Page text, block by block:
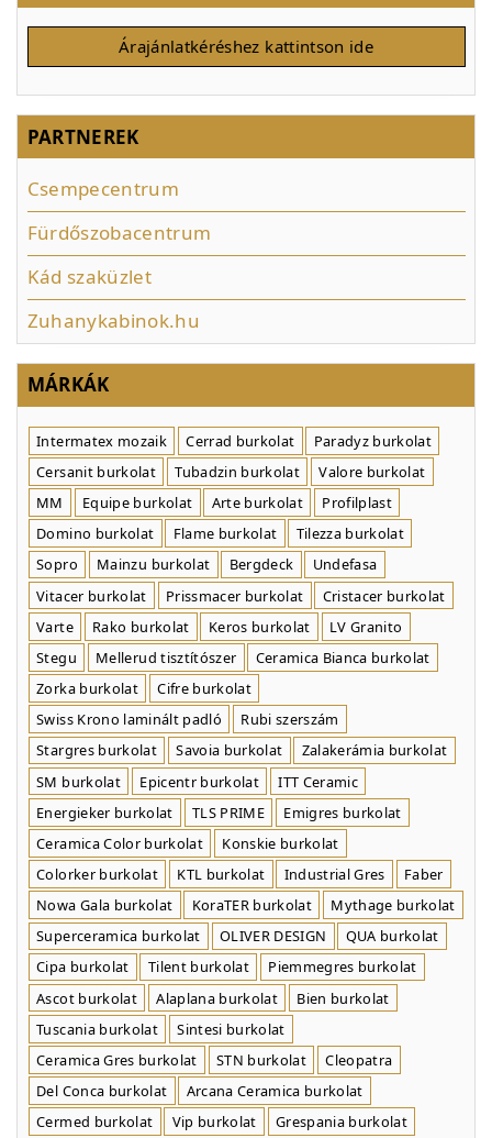
Árajánlatkéréshez kattintson ide
PARTNEREK
Csempecentrum
Fürdőszobacentrum
Kád szaküzlet
Zuhanykabinok.hu
MÁRKÁK
Intermatex mozaik Cerrad burkolat
Paradyz burkolat
Cersanit burkolat
Tubadzin burkolat
Valore burkolat
MM
Equipe burkolat Arte burkolat
Profilplast
Domino burkolat
Flame burkolat
Tilezza burkolat
Sopro
Mainzu burkolat Bergdeck
Undefasa
Vitacer burkolat
Prissmacer burkolat
Cristacer burkolat
Varte
Rako burkolat Keros burkolat
LV Granito
Stegu
Mellerud tisztítószer
Ceramica Bianca burkolat
Zorka burkolat
Cifre burkolat
Swiss Krono laminált padló
Rubi szerszám
Stargres burkolat
Savoia burkolat
Zalakerámia burkolat
SM burkolat
Epicentr burkolat
ITT Ceramic
Energieker burkolat
TLS PRIME
Emigres burkolat
Ceramica Color burkolat
Konskie burkolat
Colorker burkolat
KTL burkolat Industrial Gres
Faber
Nowa Gala burkolat
KoraTER burkolat
Mythage burkolat
Superceramica burkolat
OLIVER DESIGN
QUA burkolat
Cipa burkolat
Tilent burkolat
Piemmegres burkolat
Ascot burkolat
Alaplana burkolat
Bien burkolat
Tuscania burkolat
Sintesi burkolat
Ceramica Gres burkolat
STN burkolat
Cleopatra
Del Conca burkolat
Arcana Ceramica burkolat
Cermed burkolat
Vip burkolat
Grespania burkolat